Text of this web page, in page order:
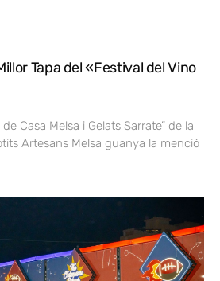
Tapa del «Festival del Vino
Casa Melsa i Gelats Sarrate” de la
Artesans Melsa guanya la menció